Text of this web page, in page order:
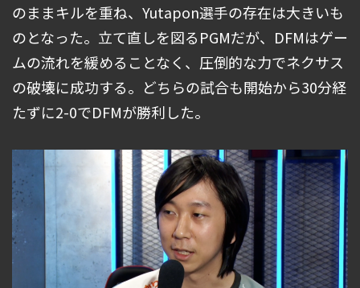
のままキルを重ね、Yutapon選手の存在は大きいも
のとなった。立て直しを図るPGMだが、DFMはゲー
ムの流れを緩めることなく、圧倒的な力でネクサス
の破壊に成功する。どちらの試合も開始から30分経
たずに2-0でDFMが勝利した。